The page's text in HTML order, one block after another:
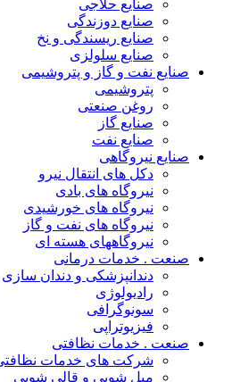
صنایع حلاجی
صنایع دوزندگی
صنایع ریسندگی و نخ
صنایع سلولزی
صنایع نفت و گاز و پتروشیمی
پتروشیمی
روغن صنعتی
صنایع گاز
صنایع نفت
صنایع نیروگاهی
دکل های انتقال نیرو
نیروگاه های بادی
نیروگاه های خورشیدی
نیروگاه های نفت و گاز
نیروگاههای هسته ای
صنعت . خدمات درمانی
دندانپزشکی و دندان سازی
رادیولوژی
سونوگرافی
فیزیوتراپی
صنعت . خدمات نظافتی
شرکت های خدمات نظافتی
مبل شویی و قالی شویی